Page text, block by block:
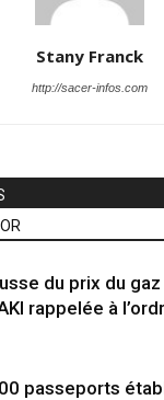
Stany Franck
http://sacer-infos.com
du prix du
rappelée à
passeports